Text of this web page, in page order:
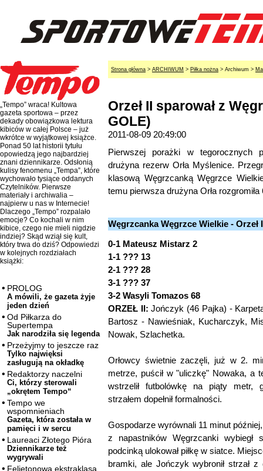
„Tempo” wraca! Kultowa
gazeta sportowa – przez
dekady obowiązkowa lektura
kibiców w całej Polsce – już
wkrótce w wyjątkowej książce.
Ponad 50 lat historii tytułu
opowiedzą jego najbardziej
znani dziennikarze. Odsłonią
kulisy fenomenu „Tempa”, które
wychowało tysiące oddanych
Czytelników. Pierwsze
materiały i archiwalia –
najpierw u nas w Internecie!
Dlaczego „Tempo” rozpalało
emocje? Co kochali w nim
kibice, czego nie mieli nigdzie
indziej? Skąd wziął się kult,
który trwa do dziś? Odpowiedzi
w kolejnych rozdziałach
książki:
PROLOG
A mówili, że gazeta żyje
jeden dzień
Od Piłkarza do
Supertempa
Jak narodziła się legenda
Przeżyjmy to jeszcze raz
Tylko najwięksi
zasługują na okładkę
Redaktorzy naczelni
Ci, którzy sterowali
„okrętem Tempo“
Tempo we
wspomnieniach
Gazeta, która została w
pamięci i w sercu
Laureaci Złotego Pióra
Dziennikarze też
wygrywali
Felietonowa ekstraklasa
Strona główna > ARCHIWUM > Piłka nożna > Archiwum >
Orzeł II sparował z
GOLE)
2011-08-09 20:49:00
Pierwszej porażki w tegorocznych
drużyna rezerw Orła Myślenice.
klasową Węgrzcanką Węgrzce
temu pierwsza drużyna Orła rozgromiła
Węgrzcanka Węgrzce Wielkie - Orzeł
0-1 Mateusz Mistarz 2
1-1 ??? 13
2-1 ??? 28
3-1 ??? 37
3-2 Wasyli Tomazos 68
ORZEŁ II: Jończyk (46 Pajka) -
Bartosz - Nawieśniak, Kucharczyk,
Nowak, Szlachetka.
Orłowcy świetnie zaczęli, już w 2.
metrze, puścił w "uliczkę" Nowaka, a
wstrzelił futbolówkę na piąty metr,
strzałem dopełnił formalności.
Gospodarze wyrównali 11 minut
z napastników Węgrzcanki
podcinką ulokował piłkę w siatce.
bramki, ale Jończyk wybronił strzał